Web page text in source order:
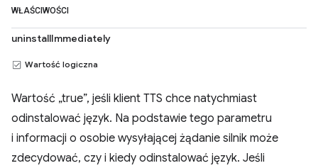
WŁAŚCIWOŚCI
uninstallImmediately
Wartość logiczna
Wartość „true”, jeśli klient TTS chce natychmiast
odinstalować język. Na podstawie tego parametru
i informacji o osobie wysyłającej żądanie silnik może
zdecydować, czy i kiedy odinstalować język. Jeśli